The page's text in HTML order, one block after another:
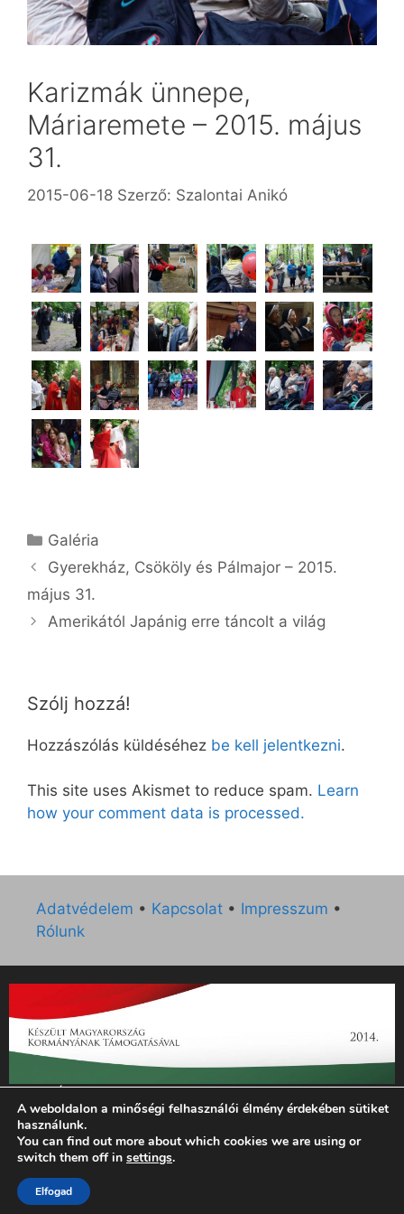
Karizmák ünnepe,
Máriaremete – 2015. május
31.
2015-06-18 Szerző: Szalontai Anikó
Kategória
Galéria
Gyerekház, Csököly és Pálmajor – 2015.
május 31.
Amerikától Japánig erre táncolt a világ
Szólj hozzá!
Hozzászólás küldéséhez be kell jelentkezni.
This site uses Akismet to reduce spam. Learn
how your comment data is processed.
Adatvédelem • Kapcsolat • Impresszum •
Rólunk
„Az Új Ember katolikus hetilap 2014. évi működésének
támogatását az EGYH-KCP-14-P-0121 sz. támogatási
szerződés keretében 3 000 000 Ft összegben támogatta az
Emberi Erőforrások Minisztériuma.”
© 2026 Magyar Kurír - Új Ember
A weboldalon a minőségi felhasználói élmény érdekében sütiket
használunk.
You can find out more about which cookies we are using or
switch them off in settings.
Elfogad